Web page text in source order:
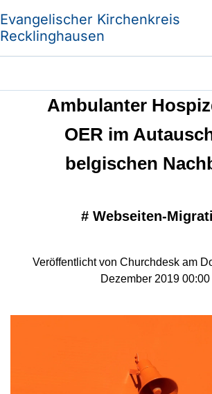
Evangelischer Kirchenkreis
Recklinghausen
Ambulanter
OER im
belgischen
# Webseiten-
Veröffentlicht von Churchdesk am
Dezember 2019 00:00